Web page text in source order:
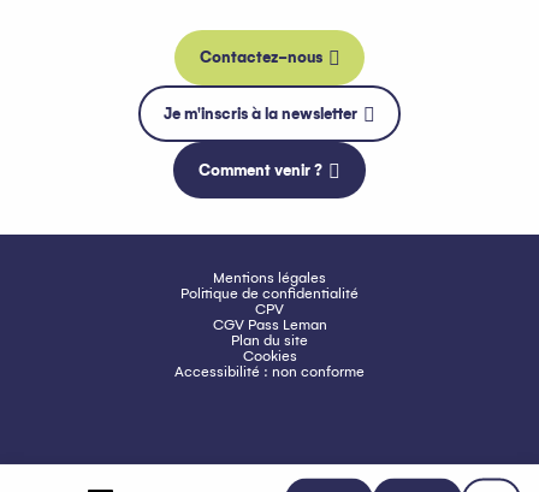
Contactez-nous
Je m'inscris à la newsletter
Comment venir ?
Mentions légales
Politique de confidentialité
CPV
CGV Pass Leman
Plan du site
Cookies
Accessibilité : non conforme